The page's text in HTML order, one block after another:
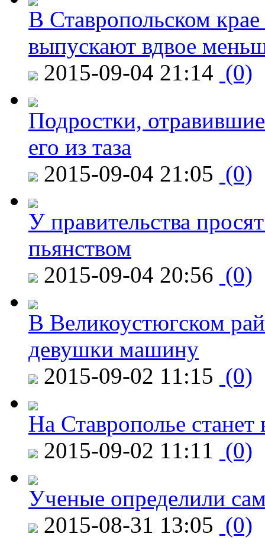
В Ставропольском
выпускают вдвое
2015-09-04 21:14 (0)
Подростки,
его из таза
2015-09-04 21:05 (0)
У правительства
пьянством
2015-09-04 20:56 (0)
В Великоустюгском
девушки машину
2015-09-02 11:15 (0)
На Ставрополье
2015-09-02 11:11 (0)
Ученые определили
2015-08-31 13:05 (0)